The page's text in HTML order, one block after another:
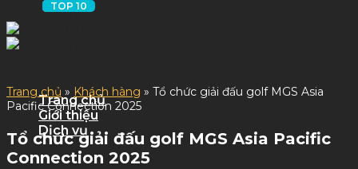
Skip to content
Trang chủ
Giới thiệu
Dịch vụ
Dịch Vụ Sự Kiện
Dịch Vụ Tỉnh
Trang chủ » Khách hàng » Tổ chức giải đấu golf MGS Asia
Pacific Connection 2025
Tổ chức giải đấu golf MGS Asia Pacific
Connection 2025